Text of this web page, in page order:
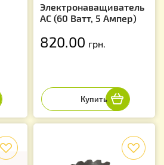
Электронаващиватель
AC (60 Ватт, 5 Ампер)
820.00 грн.